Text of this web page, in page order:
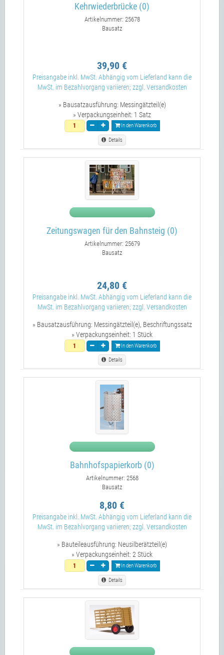
Kehrwiederbrücke (0)
Artikelnummer: 25678
Bausatz
39,90 €
Preisangabe inkl. MwSt. Abhängig vom Lieferland kann die
MwSt. im Bezahlvorgang variieren; zzgl. Versandkosten
» Bausatzausführung: Messingätzteil(e)
» Verpackungseinheit: 1 Satz
In den Warenkorb
Details
Zeitungswagen für den Bahnsteig (0)
Artikelnummer: 25679
Bausatz
24,80 €
Preisangabe inkl. MwSt. Abhängig vom Lieferland kann die
MwSt. im Bezahlvorgang variieren; zzgl. Versandkosten
» Bausatzausführung: Messingätzteil(e), Beschriftungssatz
» Verpackungseinheit: 1 Stück
In den Warenkorb
Details
Bahnhofspapierkorb (0)
Artikelnummer: 2568
Bausatz
8,80 €
Preisangabe inkl. MwSt. Abhängig vom Lieferland kann die
MwSt. im Bezahlvorgang variieren; zzgl. Versandkosten
» Bauteileausführung: Neusilberätzteil(e)
» Verpackungseinheit: 2 Stück
In den Warenkorb
Details